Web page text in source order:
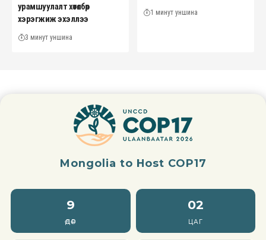
урамшуулалт хөтөлбөр
хэрэгжиж эхэллээ
3 минут уншина
1 минут уншина
Mongolia to Host COP17
9
ӨДӨР
02
ЦАГ